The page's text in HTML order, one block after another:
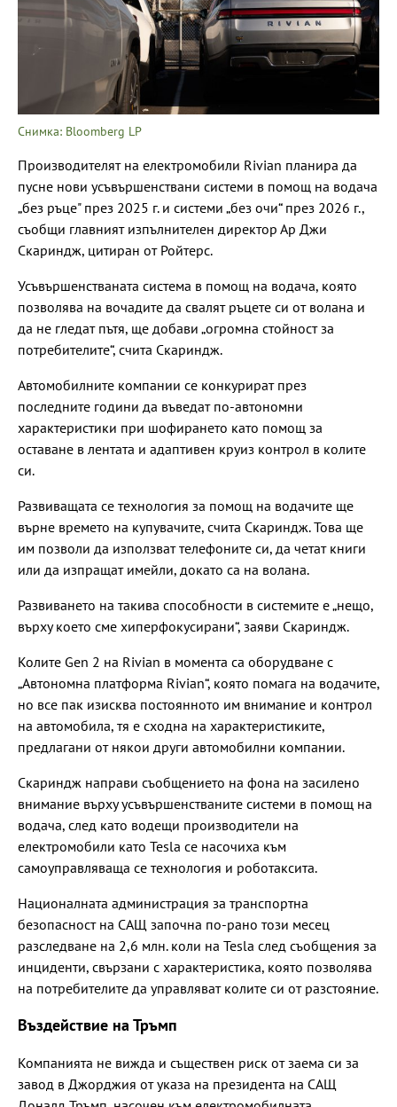
Снимка: Bloomberg LP
Производителят на електромобили Rivian планира да
пусне нови усъвършенствани системи в помощ на водача
„без ръце" през 2025 г. и системи „без очи“ през 2026 г.,
съобщи главният изпълнителен директор Ар Джи
Скариндж, цитиран от Ройтерс.
Усъвършенстваната система в помощ на водача, която
позволява на вочадите да свалят ръцете си от волана и
да не гледат пътя, ще добави „огромна стойност за
потребителите“, счита Скариндж.
Автомобилните компании се конкурират през
последните години да въведат по-автономни
характеристики при шофирането като помощ за
оставане в лентата и адаптивен круиз контрол в колите
си.
Развиващата се технология за помощ на водачите ще
върне времето на купувачите, счита Скариндж. Това ще
им позволи да използват телефоните си, да четат книги
или да изпращат имейли, докато са на волана.
Развиването на такива способности в системите е „нещо,
върху което сме хиперфокусирани“, заяви Скариндж.
Колите Gen 2 на Rivian в момента са оборудване с
„Автономна платформа Rivian“, която помага на водачите,
но все пак изисква постоянното им внимание и контрол
на автомобила, тя е сходна на характеристиките,
предлагани от някои други автомобилни компании.
Скариндж направи съобщението на фона на засилено
внимание върху усъвършенстваните системи в помощ на
водача, след като водещи производители на
електромобили като Tesla се насочиха към
самоуправляваща се технология и роботаксита.
Националната администрация за транспортна
безопасност на САЩ започна по-рано този месец
разследване на 2,6 млн. коли на Tesla след съобщения за
инциденти, свързани с характеристика, която позволява
на потребителите да управляват колите си от разстояние.
Въздействие на Тръмп
Компанията не вижда и съществен риск от заема си за
завод в Джорджия от указа на президента на САЩ